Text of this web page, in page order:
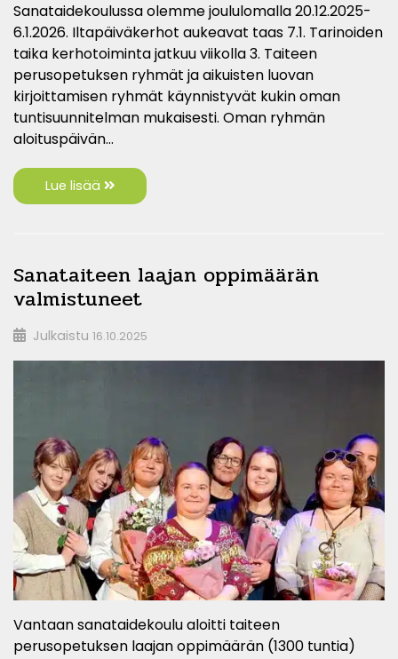
Sanataidekoulussa olemme joululomalla 20.12.2025-
6.1.2026. Iltapäiväkerhot aukeavat taas 7.1. Tarinoiden
taika kerhotoiminta jatkuu viikolla 3. Taiteen
perusopetuksen ryhmät ja aikuisten luovan
kirjoittamisen ryhmät käynnistyvät kukin oman
tuntisuunnitelman mukaisesti. Oman ryhmän
aloituspäivän…
Lue lisää
Sanataiteen laajan oppimäärän
valmistuneet
Julkaistu 16.10.2025
Vantaan sanataidekoulu aloitti taiteen
perusopetuksen laajan oppimäärän (1300 tuntia)